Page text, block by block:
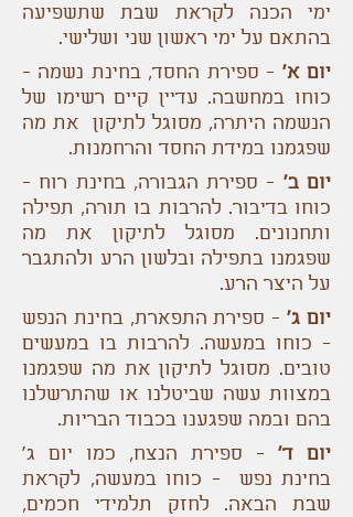
ימי הכנה לקראת שבת שתשפיעה
בהתאם על ימי ראשון שני ושלישי.
יום א' - ספירת החסד, בחינת נשמה -
כוחו במחשבה. עדיין קיים רשימו של
הנשמה היתרה, מסוגל לתיקון את מה
שפגמנו במידת החסד והרחמנות.
יום ב' - ספירת הגבורה, בחינת רוח -
כוחו בדיבור. להרבות בו תורה, תפילה
ותחנונים. מסוגל לתיקון את מה
שפגמנו בתפילה ובלשון הרע ולהתגבר
על היצר הרע.
יום ג' - ספירת התפארת, בחינת הנפש
- כוחו במעשה. להרבות בו במעשים
טובים. מסוגל לתיקון את מה שפגמנו
במצוות עשה שביטלנו או שהתרשלנו
בהם ובמה שפגענו בכבוד הבריות.
יום ד' - ספירת הנצח, כמו יום ג‘
בחינת נפש - כוחו במעשה, לקראת
שבת הבאה. לחזק תלמידי חכמים,